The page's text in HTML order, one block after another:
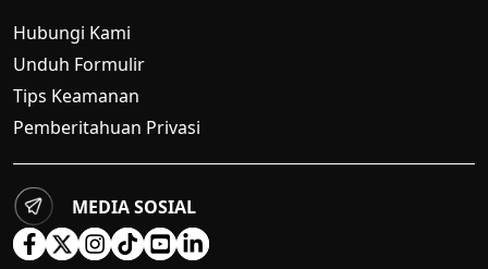
Hubungi Kami
Unduh Formulir
Tips Keamanan
Pemberitahuan Privasi
MEDIA SOSIAL